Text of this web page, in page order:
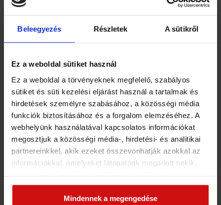
Beleegyezés Részletek A sütikről
Ez a weboldal sütiket használ
Ez a weboldal a törvényeknek megfelelő, szabályos
sütiket és süti kezelési eljárást használ a tartalmak és
hirdetések személyre szabásához, a közösségi média
funkciók biztosításához és a forgalom elemzéséhez. A
webhelyünk használatával kapcsolatos információkat
megosztjuk a közösségi média-, hirdetési- és analitikai
partnereinkkel, akik ezeket összevonhatják azokkal az
információkkal, amelyeket látogatónk megadott nekik,
szolgáltatásokból gyűjtöttek. Elfogadásával segíti a
munkánkat és nagyobb felhasználói élményt
Mindennek a megengedése
Amennyiben nem kapnád meg a levelet
Ha bármi kérdésed van írj nekem az
info@szaraz-gabor.hu email címre, vagy a
Kapcsolatoldalon keresztül.
Csatlakozz az #együttjobb közösséghez!